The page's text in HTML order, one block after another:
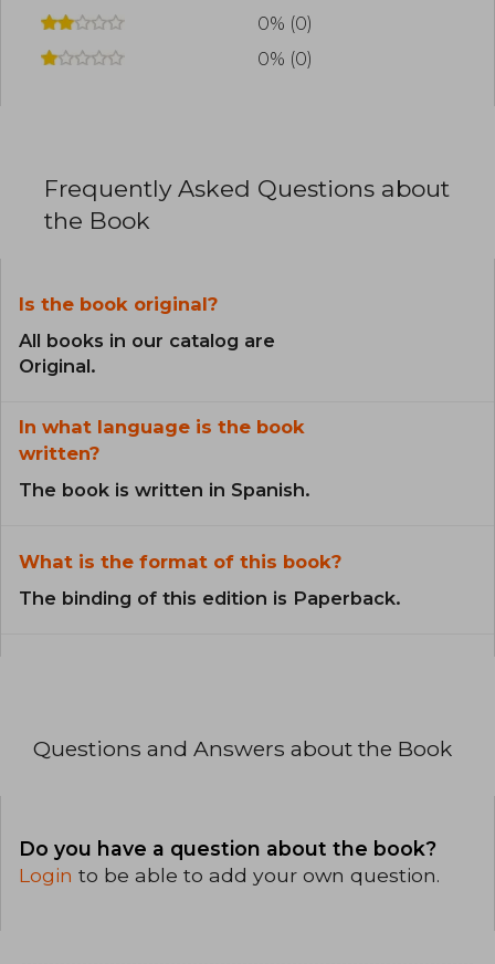
0% (0)
0% (0)
Frequently Asked Questions about
the Book
Is the book original?
All books in our catalog are
Original.
In what language is the book
written?
The book is written in Spanish.
What is the format of this book?
The binding of this edition is Paperback.
Questions and Answers about the Book
Do you have a question about the book?
Login to be able to add your own question.